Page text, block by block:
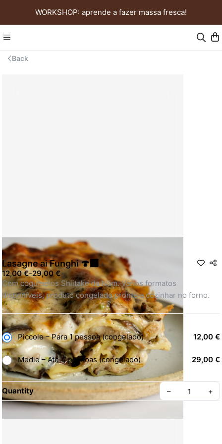
WORKSHOP: aprende a fazer massa fresca!
Back
Lasagne ai Funghi 🍄‍🟫
12,00 €-29,00 €
Com cogumelos Shiitake da Nãm. Vários formatos
disponíveis, produto congelado pronto a cozinhar no forno.
Piccole – Para 1 pessoa (congelado) 12,00 €
Medie – Até 4 pessoas (congelado) 29,00 €
Quantity – +